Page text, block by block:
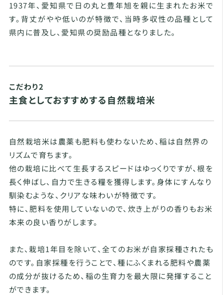
1937年、愛知県で日の丸と豊年旭を親に生まれたお米で
す。背丈がやや低いのが特徴で、当時多収性の品種として
県内に普及し、愛知県の奨励品種となりました。
こだわり2
主食としておすすめする自然栽培米
自然栽培米は農薬も肥料も使わないため、稲は自然界の
リズムで育ちます。
他の栽培に比べて生長するスピードはゆっくりですが、根を
長く伸ばし、自力で生きる糧を獲得します。身体にすんなり
馴染むような、クリアな味わいが特徴です。
特に、肥料を使用していないので、炊き上がりの香りもお米
本来の良い香りがします。
また、栽培1年目を除いて、全てのお米が自家採種されたも
のです。自家採種を行うことで、種にふくまれる肥料や農薬
の成分が抜けるため、稲の生育力を最大限に発揮すること
ができます。